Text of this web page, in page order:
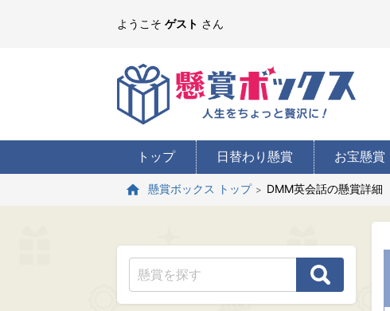
ようこそ ゲスト さん
トップ 日替わり懸賞 お宝懸賞
懸賞ボックス トップ DMM英会話の懸賞詳細